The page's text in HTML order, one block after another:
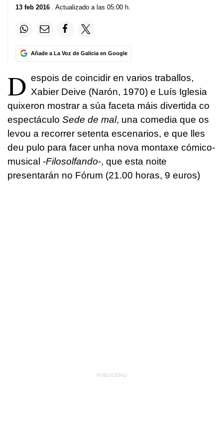
13 feb 2016 . Actualizado a las 05:00 h.
Añade a La Voz de Galicia en Google
D espois de coincidir en varios traballos,
Xabier Deive (Narón, 1970) e Luís Iglesia
quixeron mostrar a súa faceta máis divertida co
espectáculo Sede de mal, una comedia que os
levou a recorrer setenta escenarios, e que lles
deu pulo para facer unha nova montaxe cómico-
musical -Filosolfando-, que esta noite
presentarán no Fórum (21.00 horas, 9 euros)